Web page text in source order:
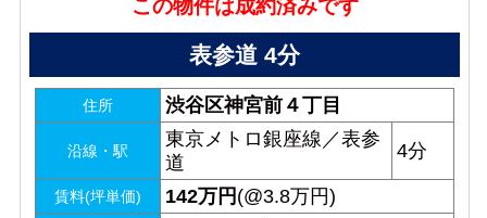
この物件は成約済みです
表参道 4分
住所 渋谷区神宮前４丁目
沿線・駅
東京メトロ銀座線／表参
道
4分
賃料(坪単価) 142万円 (@3.8万円)